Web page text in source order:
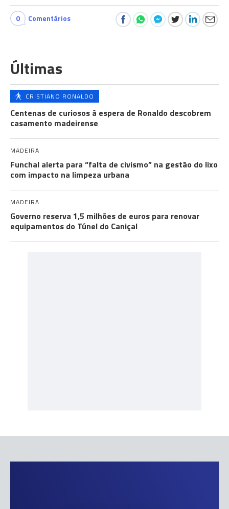
0 Comentários
Últimas
CRISTIANO RONALDO
Centenas de curiosos à espera de Ronaldo descobrem
casamento madeirense
MADEIRA
Funchal alerta para “falta de civismo” na gestão do lixo
com impacto na limpeza urbana
MADEIRA
Governo reserva 1,5 milhões de euros para renovar
equipamentos do Túnel do Caniçal